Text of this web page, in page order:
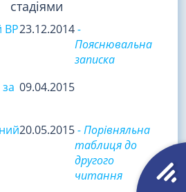
стадіями
ВР23.12.2014-
Пояснювальна
записка
09.04.2015
20.05.2015- Порівняльна
таблиця до
другого
читання